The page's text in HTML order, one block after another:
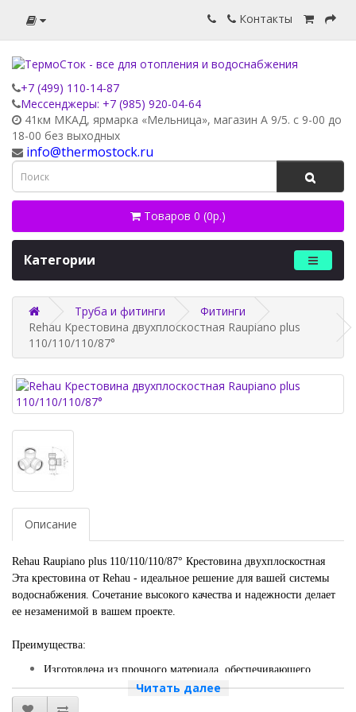
Контакты
+7 (499) 110-14-87
Мессенджеры: +7 (985) 920-04-64
41км МКАД, ярмарка «Мельница», магазин А 9/5. с 9-00 до
18-00 без выходных
info@thermostock.ru
Товаров 0 (0р.)
Категории
Труба и фитинги
Фитинги
Rehau Крестовина двухплоскостная Raupiano plus
110/110/110/87°
Описание
Rehau Raupiano plus 110/110/110/87° Крестовина двухплоскостная
Эта крестовина от Rehau - идеальное решение для вашей системы
водоснабжения. Сочетание высокого качества и надежности делает
ее незаменимой в вашем проекте.
Преимущества:
Изготовлена из прочного материала, обеспечивающего
долгий срок службы без утечек и повреждений.
Читать далее